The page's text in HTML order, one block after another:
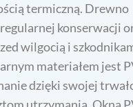
termiczną. Drewno
konserwacji
wilgocią i
materiałem jest
dzięki swojej